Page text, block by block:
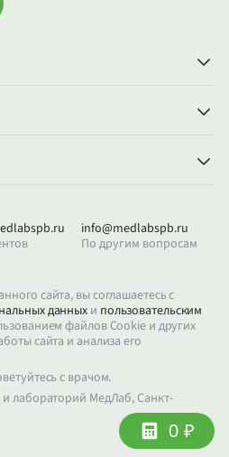
0 ₽
сайта, вы соглашаетесь с
данных и пользовательским
файлов Cookie и других
сайта и анализа его
с врачом.
лабораторий МедЛаб, Санкт-
info@medlabspb.ru
По другим вопросам